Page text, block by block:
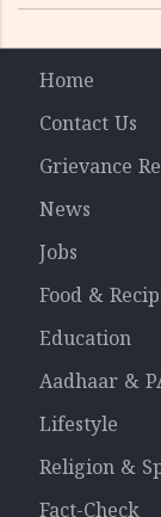
Home
Contact Us
Grievance
News
Jobs
Food &
Education
Aadhaar &
Lifestyle
Religion &